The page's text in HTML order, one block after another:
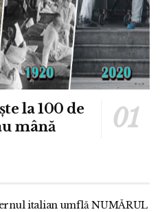
la 100 de
mână
italian umflă NUMĂRUL